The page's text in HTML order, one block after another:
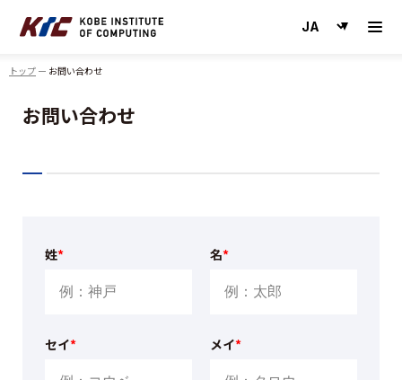
トップ お問い合わせ
お問い合わせ
姓* 名*
セイ* メイ*